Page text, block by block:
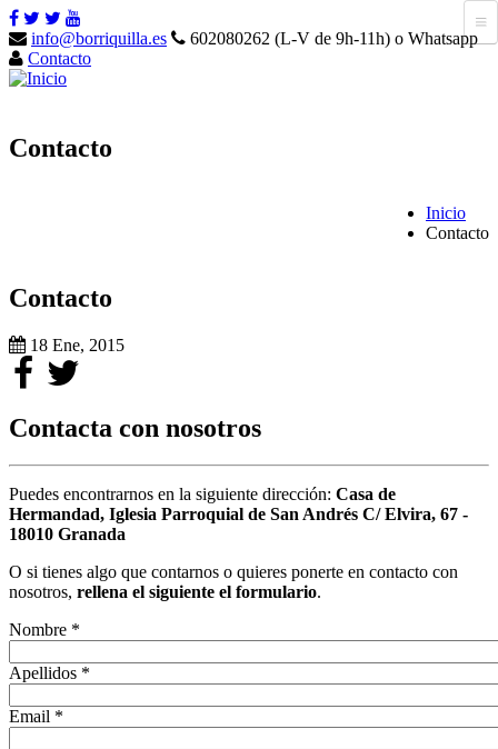
info@borriquilla.es
602080262 (L-V de 9h-11h) o Whatsapp
Contacto
Contacto
Inicio
Contacto
Contacto
18 Ene, 2015
Contacta con nosotros
Puedes encontrarnos en la siguiente dirección: Casa de
Hermandad, Iglesia Parroquial de San Andrés C/ Elvira, 67 -
18010 Granada
O si tienes algo que contarnos o quieres ponerte en contacto con
nosotros, rellena el siguiente el formulario.
Nombre *
Apellidos *
Email *